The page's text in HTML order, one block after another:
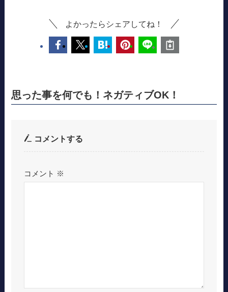
よかったらシェアしてね！
思った事を何でも！ネガティブOK！
コメントする
コメント ※